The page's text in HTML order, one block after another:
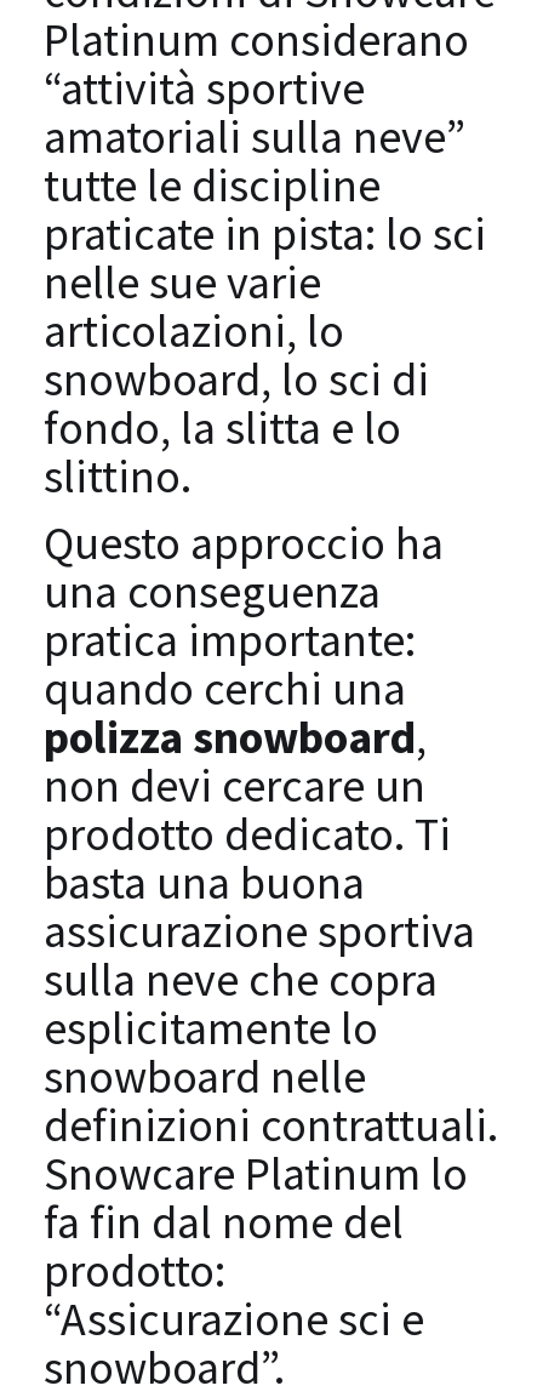
Platinum considerano
“attività sportive
amatoriali sulla neve”
tutte le discipline
praticate in pista: lo sci
nelle sue varie
articolazioni, lo
snowboard, lo sci di
fondo, la slitta e lo
slittino.
Questo approccio ha
una conseguenza
pratica importante:
quando cerchi una
polizza snowboard,
non devi cercare un
prodotto dedicato. Ti
basta una buona
assicurazione sportiva
sulla neve che copra
esplicitamente lo
snowboard nelle
definizioni contrattuali.
Snowcare Platinum lo
fa fin dal nome del
prodotto:
“Assicurazione sci e
snowboard”.